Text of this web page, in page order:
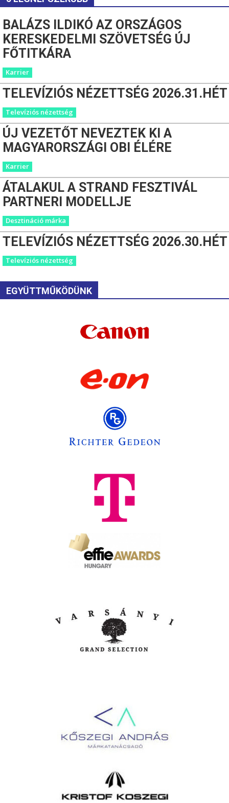
BALÁZS ILDIKÓ AZ ORSZÁGOS
KERESKEDELMI SZÖVETSÉG ÚJ
FŐTITKÁRA
Karrier
TELEVÍZIÓS NÉZETTSÉG 2026.31.HÉT
Televíziós nézettség
ÚJ VEZETŐT NEVEZTEK KI A
MAGYARORSZÁGI OBI ÉLÉRE
Karrier
ÁTALAKUL A STRAND FESZTIVÁL
PARTNERI MODELLJE
Desztináció márka
TELEVÍZIÓS NÉZETTSÉG 2026.30.HÉT
Televíziós nézettség
EGYÜTTMŰKÖDÜNK